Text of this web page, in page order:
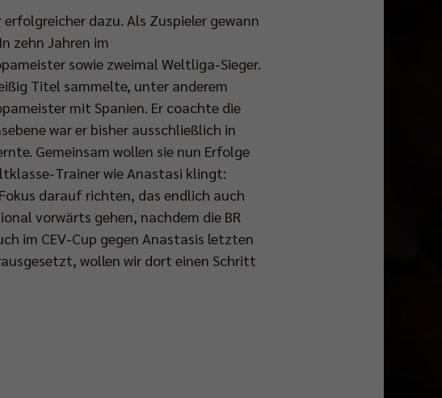
dazu. Als Zuspieler gewann
zehn Jahren im
sowie zweimal Weltliga-Sieger.
Titel sammelte, unter anderem
mit Spanien. Er coachte die
war er bisher ausschließlich in
Gemeinsam wollen sie nun Erfolge
Trainer wie Anastasi klingt:
darauf richten, das endlich auch
vorwärts gehen, nachdem die BR
im CEV-Cup gegen Anastasis letzten
wollen wir dort einen Schritt